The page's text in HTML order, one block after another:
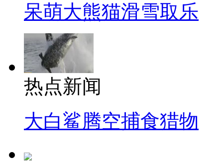
呆萌大熊猫滑雪取乐
热点新闻
大白鲨腾空捕食猎物